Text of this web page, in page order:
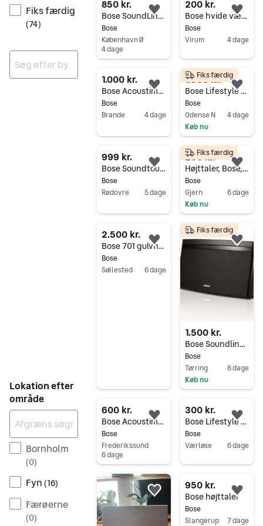
Fiks færdig
(74)
Lokation efter
område
Bornholm
(0)
Fyn (16)
Færøerne
(0)
850 kr.
Bose SoundLink Revolve trådløs højttaler sølv
Bose
København Ø
4 dage
Føj til favoritter.
200 kr.
Bose hvide væghøjttalere med beslag
Bose
Virum
4 dage
Føj
Gå til annoncen
1.000 kr.
Bose Acoustimass 5 højttalersæt med subwoofer, hvid
Bose
Brande
4 dage
Føj til favoritter.
Gå til annoncen
1.500 kr.
Bose Lifestyle SA-3 forstærker og højttalersæt
Bose
Odense N
4 dage
Køb nu
Fiks færdig
Føj
Gå til annoncen
999 kr.
Bose Soundtouch 20
Bose
Rødovre
5 dage
Føj til favoritter.
Gå til annoncen
200 kr.
Højttaler, Bose, VS100
Bose
Gjern
6 dage
Køb nu
Fiks færdig
Føj
Gå til annoncen
2.500 kr.
Bose 701 gulvhøjttalere.
Bose
Søllested
6 dage
Føj til favoritter.
1.500 kr.
Bose Soundlink Air Højtalere
Bose
Tørring
6 dage
Køb nu
Fiks færdig
Føj
600 kr.
Bose Acoustimass 5 serie 2
Bose
Frederikssund
6 dage
Føj til favoritter.
Gå til annoncen
300 kr.
Bose Lifestyle 235 - højtaler og subwoofer
Bose
Værløse
6 dage
Føj
Gå til annoncen
Føj til favoritter.
950 kr.
Bose højttaler
Bose
Slangerup
7 dage